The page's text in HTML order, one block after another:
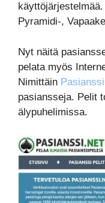
Pyramidi-,
Nyt näitä
pelata myös
Nimittäin
pasiansseja. Pelit
älypuhelimissa.